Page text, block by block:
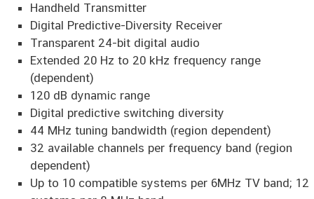
Handheld Transmitter
Digital Predictive-Diversity Receiver
Transparent 24-bit digital audio
Extended 20 Hz to 20 kHz frequency range
(dependent)
120 dB dynamic range
Digital predictive switching diversity
44 MHz tuning bandwidth (region dependent)
32 available channels per frequency band (region
dependent)
Up to 10 compatible systems per 6MHz TV band; 12